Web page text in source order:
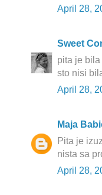
April 28,
Sweet
pita je
sto nisi
April 28,
Maja
Pita je
nista sa
April 28,